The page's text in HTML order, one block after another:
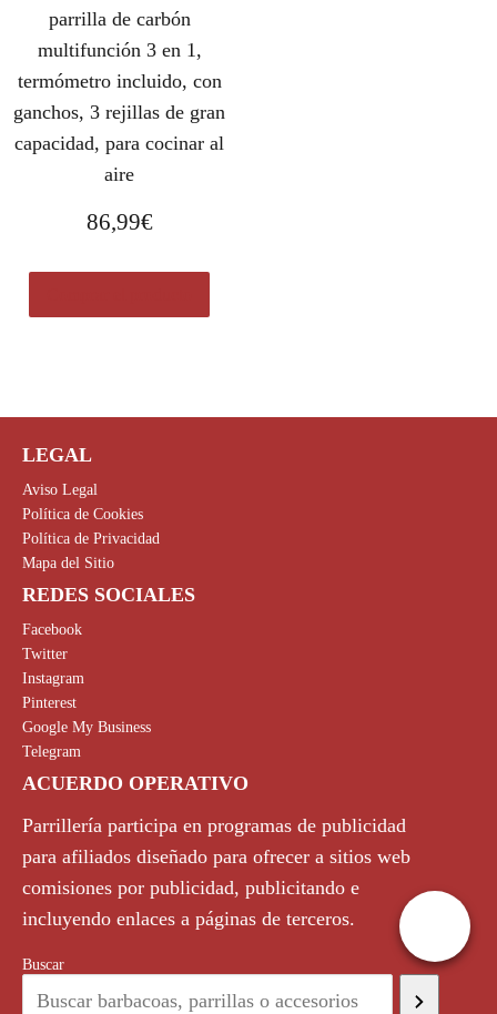
parrilla de carbón
multifunción 3 en 1,
termómetro incluido, con
ganchos, 3 rejillas de gran
capacidad, para cocinar al
aire
86,99€
LEGAL
Aviso Legal
Política de Cookies
Política de Privacidad
Mapa del Sitio
REDES SOCIALES
Facebook
Twitter
Instagram
Pinterest
Google My Business
Telegram
ACUERDO OPERATIVO
Parrillería participa en programas de publicidad
para afiliados diseñado para ofrecer a sitios web
comisiones por publicidad, publicitando e
incluyendo enlaces a páginas de terceros.
Buscar